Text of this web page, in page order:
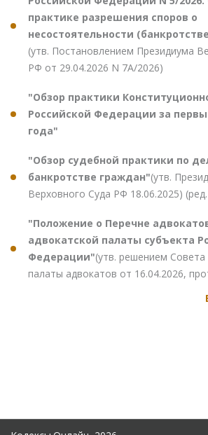
практике разрешения споров о
несостоятельности
(утв. Постановлением Президиума
РФ от 29.04.2026 N 7А/2026)
"Обзор практики
Российской Федерации за
года"
"Обзор судебной практики по
банкротстве граждан"(утв.
Верховного Суда РФ 18.06.2025)
"Положение о Перечне
адвокатской палаты субъекта
Федерации"(утв. решением
палаты адвокатов от 16.04.2026,